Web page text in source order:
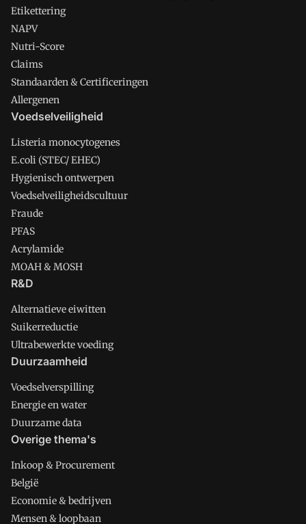
Etikettering
NAPV
Nutri-Score
Claims
Standaarden & Certificeringen
Allergenen
Voedselveiligheid
Listeria monocytogenes
E.coli (STEC/ EHEC)
Hygienisch ontwerpen
Voedselveiligheidscultuur
Fraude
PFAS
Acrylamide
MOAH & MOSH
R&D
Alternatieve eiwitten
Suikerreductie
Ultrabewerkte voeding
Duurzaamheid
Voedselverspilling
Energie en water
Duurzame data
Overige thema's
Inkoop & Procurement
België
Economie & bedrijven
Mensen & loopbaan